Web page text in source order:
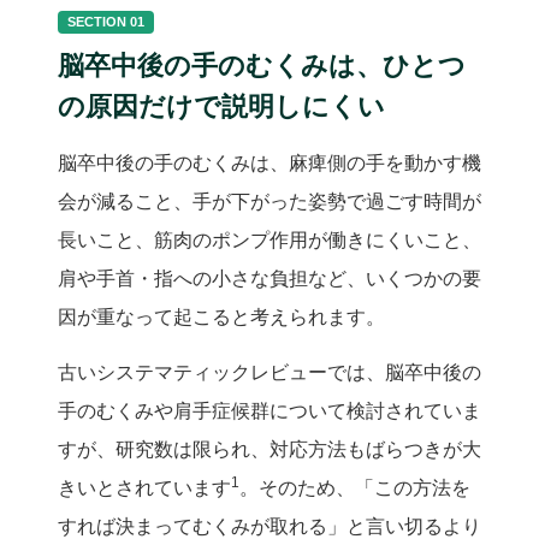
SECTION 01
脳卒中後の手のむくみは、ひとつ
の原因だけで説明しにくい
脳卒中後の手のむくみは、麻痺側の手を動かす機
会が減ること、手が下がった姿勢で過ごす時間が
長いこと、筋肉のポンプ作用が働きにくいこと、
肩や手首・指への小さな負担など、いくつかの要
因が重なって起こると考えられます。
古いシステマティックレビューでは、脳卒中後の
手のむくみや肩手症候群について検討されていま
すが、研究数は限られ、対応方法もばらつきが大
きいとされています1 。そのため、「この方法を
すれば決まってむくみが取れる」と言い切るより